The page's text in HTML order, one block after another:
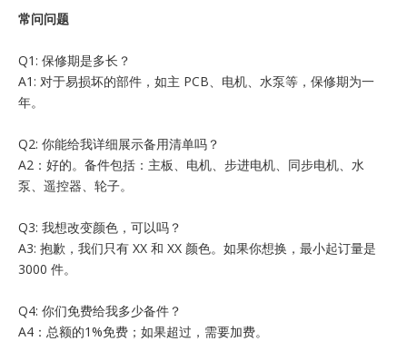
常问问题
Q1: 保修期是多长？
A1: 对于易损坏的部件，如主 PCB、电机、水泵等，保修期为一
年。
Q2: 你能给我详细展示备用清单吗？
A2：好的。备件包括：主板、电机、步进电机、同步电机、水
泵、遥控器、轮子。
Q3: 我想改变颜色，可以吗？
A3: 抱歉，我们只有 XX 和 XX 颜色。如果你想换，最小起订量是
3000 件。
Q4: 你们免费给我多少备件？
A4：总额的1%免费；如果超过，需要加费。